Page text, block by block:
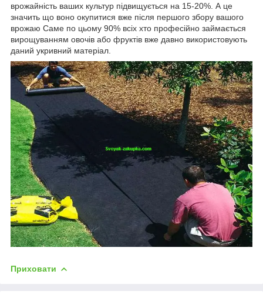
врожайність ваших культур підвищується на 15-20%. А це
значить що воно окупитися вже після першого збору вашого
врожаю Саме по цьому 90% всіх хто професійно займається
вирощуванням овочів або фруктів вже давно використовують
даний укривний матеріал.
Приховати